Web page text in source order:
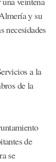
y su
necesidades
a la
de la
de
se